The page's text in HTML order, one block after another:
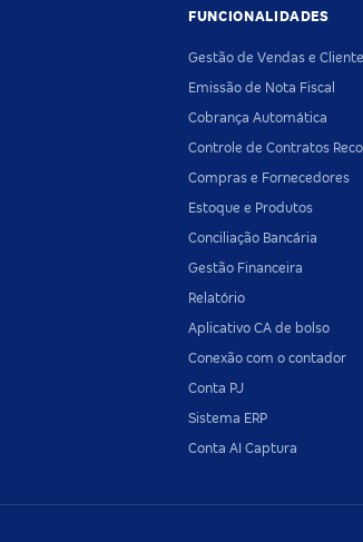
FUNCIONALIDADES
Gestão de Vendas e
Emissão de Nota Fiscal
Cobrança Automática
Controle de Contratos
Compras e Fornecedores
Estoque e Produtos
Conciliação Bancária
Gestão Financeira
Relatório
Aplicativo CA de bolso
Conexão com o contador
Conta PJ
Sistema ERP
Conta AI Captura